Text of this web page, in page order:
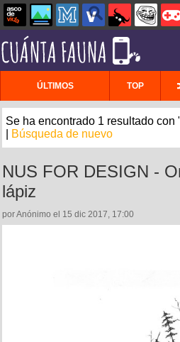
ÚLTIMOS TOP
Se ha encontrado 1 resultado con
Búsqueda de nuevo
NUS FOR DESIGN -
lápiz
por Anónimo el 15 dic 2017, 17:00